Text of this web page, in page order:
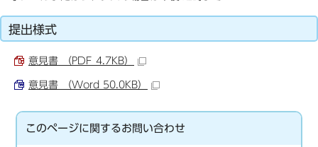
提出様式
意見書 （PDF 4.7KB）
意見書 （Word 50.0KB）
このページに関するお問い合わせ